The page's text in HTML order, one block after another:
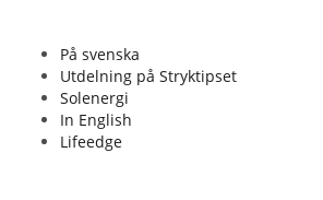
På svenska
Utdelning på Stryktipset
Solenergi
In English
Lifeedge